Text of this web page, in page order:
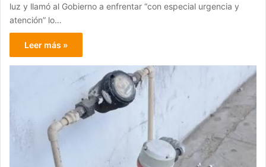
luz y llamó al Gobierno a enfrentar “con especial urgencia y
atención” lo…
Leer más »